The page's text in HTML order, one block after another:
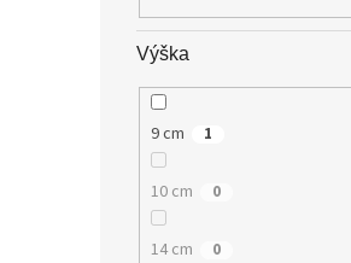
Výška
9 cm 1
10 cm 0
14 cm 0